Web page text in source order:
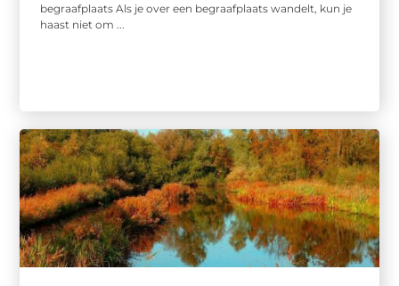
begraafplaats Als je over een begraafplaats wandelt, kun je
haast niet om ...